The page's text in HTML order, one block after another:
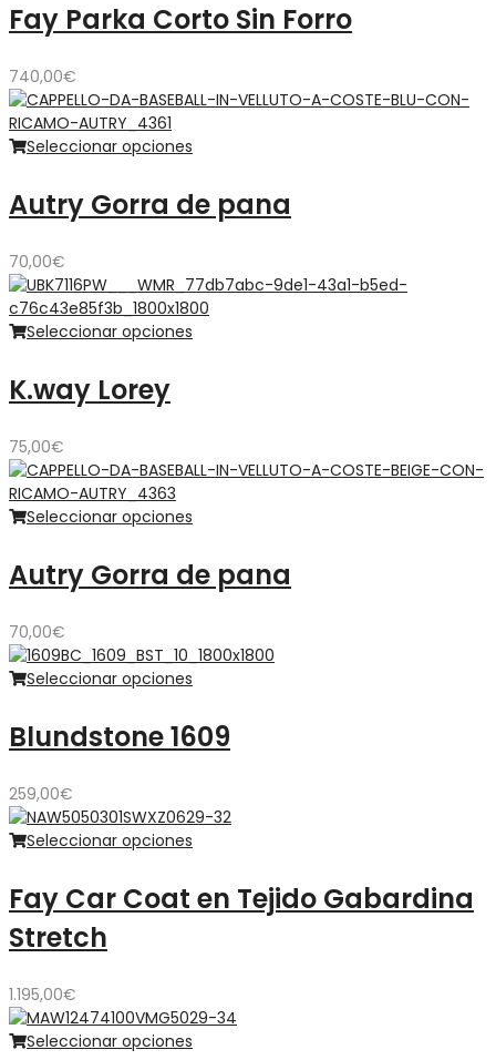
Fay Parka Corto Sin Forro
740,00€
Seleccionar opciones
Autry Gorra de pana
70,00€
Seleccionar opciones
K.way Lorey
75,00€
Seleccionar opciones
Autry Gorra de pana
70,00€
Seleccionar opciones
Blundstone 1609
259,00€
Seleccionar opciones
Fay Car Coat en Tejido Gabardina
Stretch
1.195,00€
Seleccionar opciones